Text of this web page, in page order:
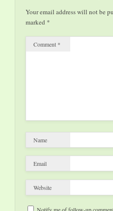
Your email address will not be
marked *
Comment *
Name
Email
Website